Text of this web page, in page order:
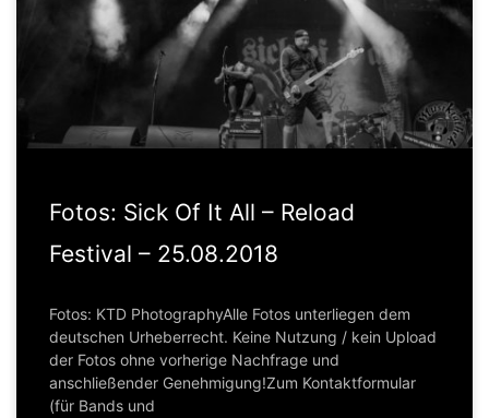
Fotos: Sick Of It All – Reload
Festival – 25.08.2018
Fotos: KTD PhotographyAlle Fotos unterliegen dem
deutschen Urheberrecht. Keine Nutzung / kein Upload
der Fotos ohne vorherige Nachfrage und
anschließender Genehmigung!Zum Kontaktformular
(für Bands und